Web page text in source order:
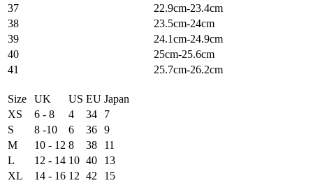
37
22.9cm-23.4cm
38
23.5cm-24cm
39
24.1cm-24.9cm
40
25cm-25.6cm
41
25.7cm-26.2cm
Size UK US EU Japan
XS
6 - 8 4 34
7
S
8 -10 6 36 9
M
10 - 12 8 38
11
L
12 - 14 10 40
13
XL
14 - 16 12 42
15